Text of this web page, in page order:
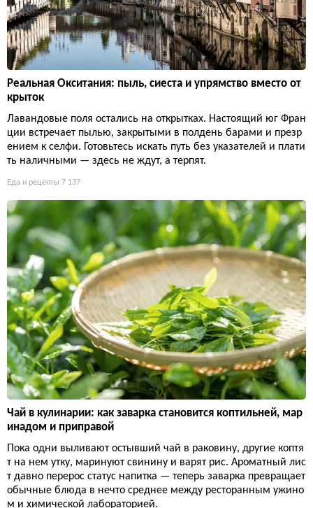
Реальная Окситания: пыль, сиеста и упрямство вместо от
крыток
Лавандовые поля остались на открытках. Настоящий юг Фран
ции встречает пылью, закрытыми в полдень барами и презр
ением к селфи. Готовьтесь искать путь без указателей и плати
ть наличными — здесь не ждут, а терпят.
Еда и рецепты 7 137
Чай в кулинарии: как заварка становится коптильней, мар
инадом и приправой
Пока одни выливают остывший чай в раковину, другие коптя
т на нем утку, маринуют свинину и варят рис. Ароматный лис
т давно перерос статус напитка — теперь заварка превращает
обычные блюда в нечто среднее между ресторанным ужино
м и химической лабораторией.